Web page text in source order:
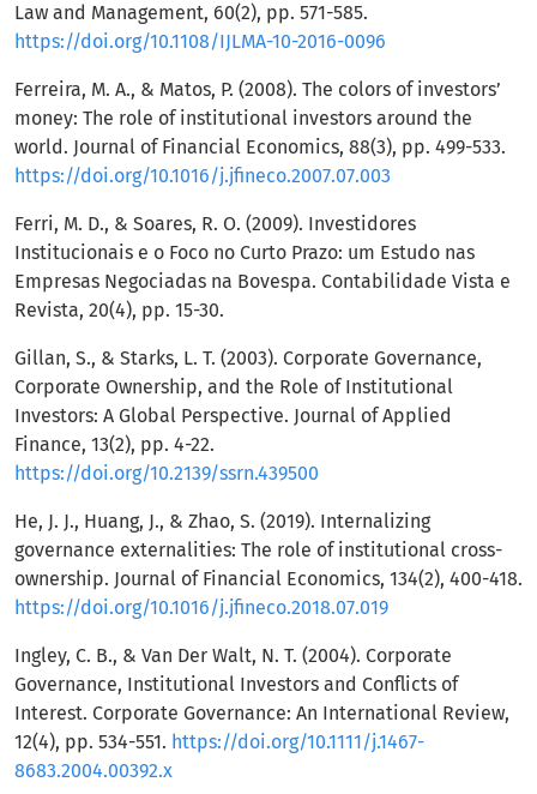
Law and Management, 60(2), pp. 571-585.
https://doi.org/10.1108/IJLMA-10-2016-0096
Ferreira, M. A., & Matos, P. (2008). The colors of investors’
money: The role of institutional investors around the
world. Journal of Financial Economics, 88(3), pp. 499-533.
https://doi.org/10.1016/j.jfineco.2007.07.003
Ferri, M. D., & Soares, R. O. (2009). Investidores
Institucionais e o Foco no Curto Prazo: um Estudo nas
Empresas Negociadas na Bovespa. Contabilidade Vista e
Revista, 20(4), pp. 15-30.
Gillan, S., & Starks, L. T. (2003). Corporate Governance,
Corporate Ownership, and the Role of Institutional
Investors: A Global Perspective. Journal of Applied
Finance, 13(2), pp. 4-22.
https://doi.org/10.2139/ssrn.439500
He, J. J., Huang, J., & Zhao, S. (2019). Internalizing
governance externalities: The role of institutional cross-
ownership. Journal of Financial Economics, 134(2), 400-418.
https://doi.org/10.1016/j.jfineco.2018.07.019
Ingley, C. B., & Van Der Walt, N. T. (2004). Corporate
Governance, Institutional Investors and Conflicts of
Interest. Corporate Governance: An International Review,
12(4), pp. 534-551. https://doi.org/10.1111/j.1467-
8683.2004.00392.x